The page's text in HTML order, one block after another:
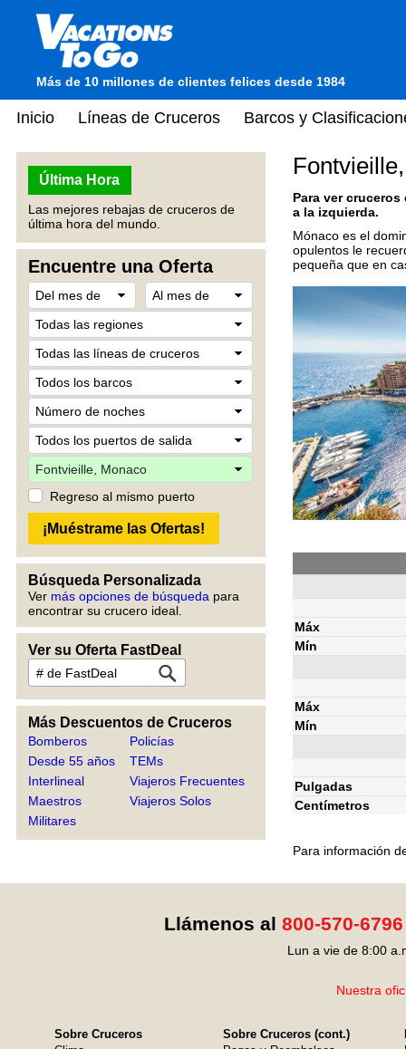
Más de 10 millones de clientes felices desde 1984
Inicio Líneas de Cruceros Barcos y
Última Hora
Las mejores rebajas de cruceros de
última hora del mundo.
Encuentre una Oferta
Regreso al mismo puerto
Búsqueda Personalizada
Ver más opciones de búsqueda para
encontrar su crucero ideal.
Ver su Oferta FastDeal
Más Descuentos de Cruceros
Bomberos
Desde 55 años
Interlineal
Maestros
Militares
Policías
TEMs
Viajeros Frecuentes
Viajeros Solos
Para ver
a la izquierda.
Mónaco es el
opulentos le
pequeña que en
Máx
Mín
Máx
Mín
Pulgadas
Centímetros
Para información
Llámenos al 800-570-6796
Lun a vie de 8:00
Nuestra
Sobre Cruceros
Sobre Cruceros (cont.)